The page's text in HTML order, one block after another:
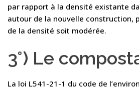
par rapport à la densité existante
autour de la nouvelle construction,
de la densité soit modérée.
3°) Le
La loi L541-21-1 du code de